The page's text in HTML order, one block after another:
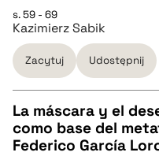
pobierz cytat
BIBTEX
pobierz cytat
s. 59 - 69
Kazimierz Sabik
Zacytuj Udostępnij
CZYSTY TEKST
La máscara y el
como base del
Federico García